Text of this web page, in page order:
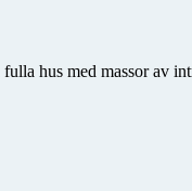
hus med massor av